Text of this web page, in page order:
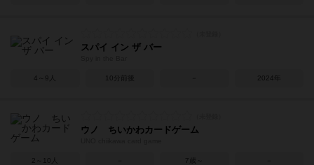
スパイ イン ザ バー
4～9人 10分前後 2024年
ウノ ちいかわカードゲーム
2～10人 7歳～